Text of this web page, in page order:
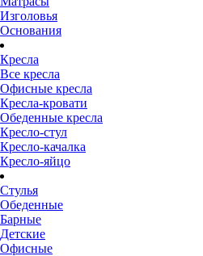
Изголовья
Основания
Кресла
Все кресла
Офисные кресла
Кресла-кровати
Обеденные кресла
Кресло-стул
Кресло-качалка
Кресло-яйцо
Стулья
Обеденные
Барные
Детские
Офисные